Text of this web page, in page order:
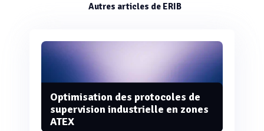
Autres articles de ERIB
Optimisation des protocoles de
supervision industrielle en zones
ATEX